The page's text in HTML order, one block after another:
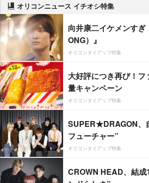
オリコンニュース イチオシ特集
向井康二イケメンす
ONG）』
オリコンタイアップ特集
大好評につき再び！
量キャンペーン
オリコンタイアップ特集
SUPER★DRAGON、
フューチャー”
オリコンタイアップ特集
CROWN HEAD、結